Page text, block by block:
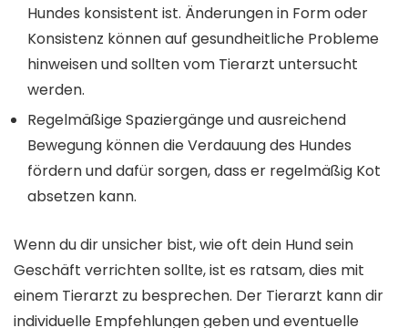
Hundes konsistent ist. Änderungen in Form oder
Konsistenz können auf gesundheitliche Probleme
hinweisen und sollten vom Tierarzt untersucht
werden.
Regelmäßige Spaziergänge und ausreichend
Bewegung können die Verdauung des Hundes
fördern und dafür sorgen, dass er regelmäßig Kot
absetzen kann.
Wenn du dir unsicher bist, wie oft dein Hund sein
Geschäft verrichten sollte, ist es ratsam, dies mit
einem Tierarzt zu besprechen. Der Tierarzt kann dir
individuelle Empfehlungen geben und eventuelle